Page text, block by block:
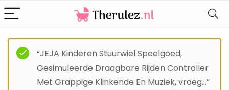
“JEJA Kinderen Stuurwiel Speelgoed,
Gesimuleerde Draagbare Rijden Controller
Met Grappige Klinkende En Muziek, vroeg…”